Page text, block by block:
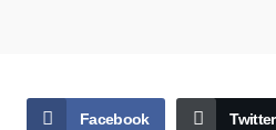
Facebook Twitter